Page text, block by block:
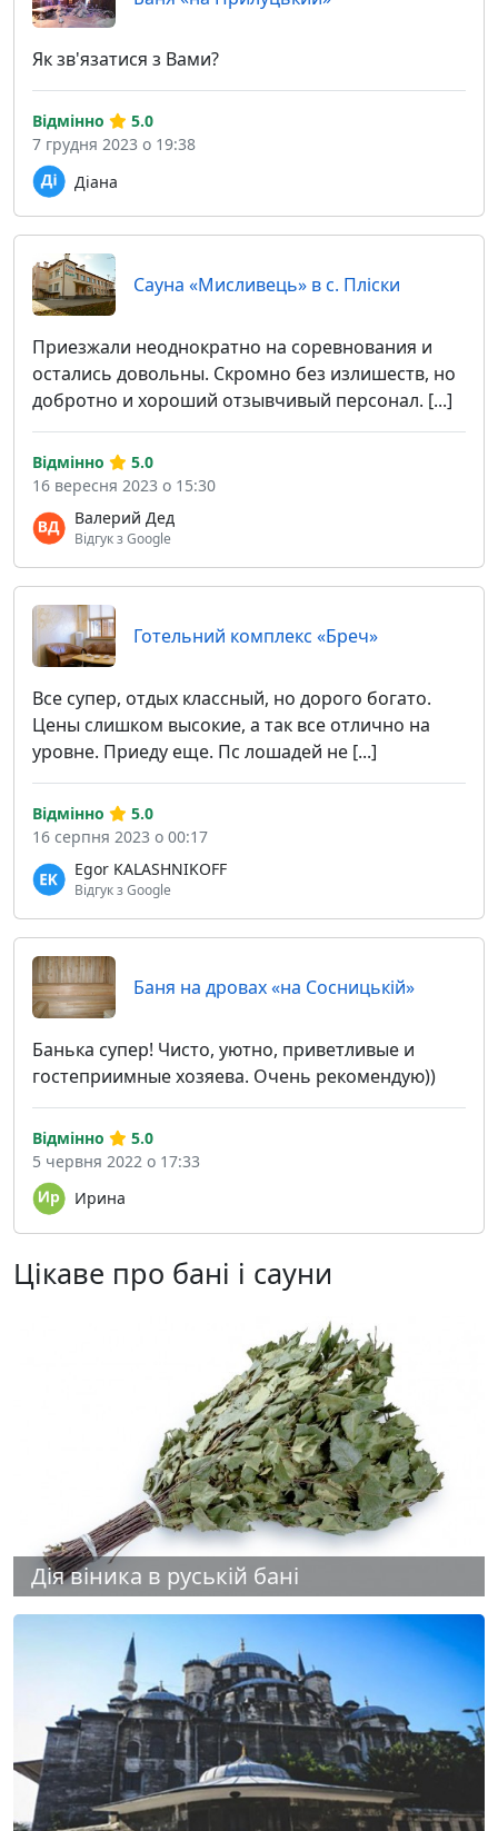
Як зв'язатися з Вами?
Діана
Відмінно
5.0
7 грудня 2023 о 19:38
Сауна «Мисливець» в с. Пліски
Приезжали неоднократно на соревнования и
остались довольны. Скромно без излишеств, но
добротно и хороший отзывчивый персонал. [...]
Валерий Дед
Відгук з Google
Відмінно
5.0
16 вересня 2023 о 15:30
Готельний комплекс «Бреч»
Все супер, отдых классный, но дорого богато.
Цены слишком высокие, а так все отлично на
уровне. Приеду еще. Пс лошадей не [...]
Egor KALASHNIKOFF
Відгук з Google
Відмінно
5.0
16 серпня 2023 о 00:17
Баня на дровах «на Сосницькій»
Банька супер! Чисто, уютно, приветливые и
гостеприимные хозяева. Очень рекомендую))
Ирина
Відмінно
5.0
5 червня 2022 о 17:33
Цікаве про бані і сауни
Дія віника в руській бані